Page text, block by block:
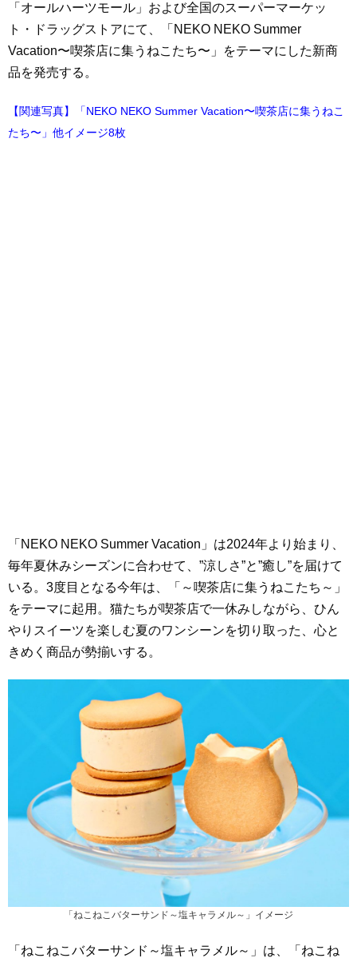
「オールハーツモール」および全国のスーパーマーケッ
ト・ドラッグストアにて、「NEKO NEKO Summer
Vacation〜喫茶店に集うねこたち〜」をテーマにした新商
品を発売する。
【関連写真】「NEKO NEKO Summer Vacation〜喫茶店に集うねこ
たち〜」他イメージ8枚
「NEKO NEKO Summer Vacation」は2024年より始まり、
毎年夏休みシーズンに合わせて、”涼しさ”と”癒し”を届けて
いる。3度目となる今年は、「～喫茶店に集うねこたち～」
をテーマに起用。猫たちが喫茶店で一休みしながら、ひん
やりスイーツを楽しむ夏のワンシーンを切り取った、心と
きめく商品が勢揃いする。
「ねこねこバターサンド～塩キャラメル～」イメージ
「ねこねこバターサンド～塩キャラメル～」は、「ねこね